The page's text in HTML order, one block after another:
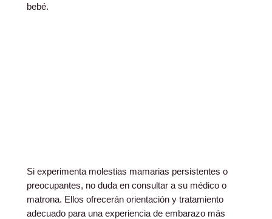
bebé.
Si experimenta molestias mamarias persistentes o
preocupantes, no duda en consultar a su médico o
matrona. Ellos ofrecerán orientación y tratamiento
adecuado para una experiencia de embarazo más